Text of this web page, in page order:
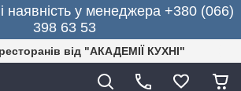
наявність у менеджера +380 (066)
398 63 53
від "АКАДЕМІЇ КУХНІ"